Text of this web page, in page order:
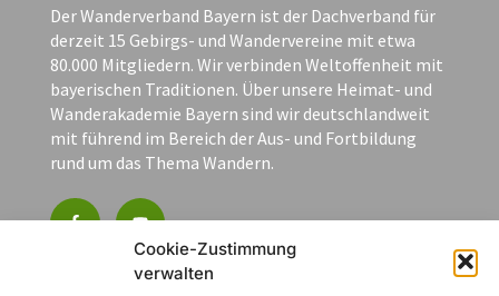
Cookie-Zustimmung
verwalten
Der Wanderverband Bayern ist der Dachverband für
derzeit 15 Gebirgs- und Wandervereine mit etwa
80.000 Mitgliedern. Wir verbinden Weltoffenheit mit
bayerischen Traditionen. Über unsere Heimat- und
Wanderakademie Bayern sind wir deutschlandweit
mit führend im Bereich der Aus- und Fortbildung
rund um das Thema Wandern.